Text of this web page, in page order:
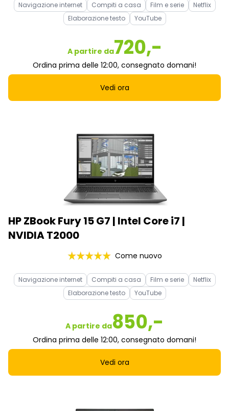
Navigazione internet Compiti a casa Film e serie
Netflix
Elaborazione testo
YouTube
A partire da720,-
Ordina prima delle 12:00, consegnato domani!
Vedi ora
HP ZBook Fury 15 G7 | Intel Core i7 |
NVIDIA T2000
Come nuovo
Navigazione internet Compiti a casa Film e serie
Netflix
Elaborazione testo
YouTube
A partire da850,-
Ordina prima delle 12:00, consegnato domani!
Vedi ora